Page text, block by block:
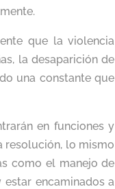
que la violencia
la desaparición de
una constante que
en funciones y
resolución, lo mismo
como el manejo de
estar encaminados a